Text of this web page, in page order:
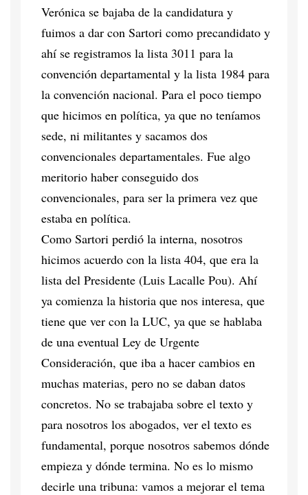
Verónica se bajaba de la candidatura y
fuimos a dar con Sartori como precandidato y
ahí se registramos la lista 3011 para la
convención departamental y la lista 1984 para
la convención nacional. Para el poco tiempo
que hicimos en política, ya que no teníamos
sede, ni militantes y sacamos dos
convencionales departamentales. Fue algo
meritorio haber conseguido dos
convencionales, para ser la primera vez que
estaba en política.
Como Sartori perdió la interna, nosotros
hicimos acuerdo con la lista 404, que era la
lista del Presidente (Luis Lacalle Pou). Ahí
ya comienza la historia que nos interesa, que
tiene que ver con la LUC, ya que se hablaba
de una eventual Ley de Urgente
Consideración, que iba a hacer cambios en
muchas materias, pero no se daban datos
concretos. No se trabajaba sobre el texto y
para nosotros los abogados, ver el texto es
fundamental, porque nosotros sabemos dónde
empieza y dónde termina. No es lo mismo
decirle una tribuna: vamos a mejorar el tema